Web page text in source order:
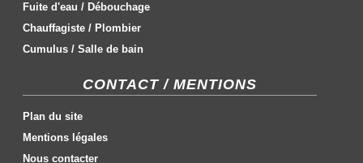
Fuite d'eau / Débouchage
Chauffagiste / Plombier
Cumulus /Salle de bain
CONTACT / MENTIONS
Plan du site
Mentions légales
Nous contacter